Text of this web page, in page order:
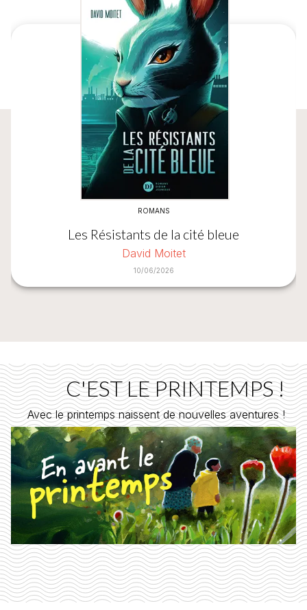
ROMANS
Les Résistants de la cité bleue
David Moitet
10/06/2026
C'EST LE PRINTEMPS !
Avec le printemps naissent de nouvelles aventures !